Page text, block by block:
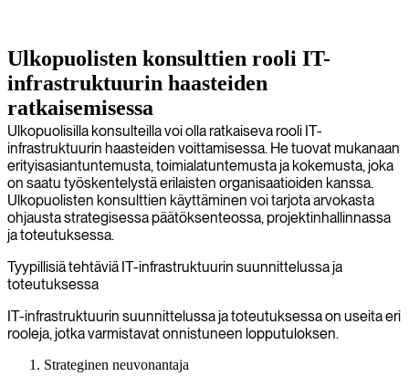
Ulkopuolisten konsulttien rooli IT-
infrastruktuurin haasteiden
ratkaisemisessa
Ulkopuolisilla konsulteilla voi olla ratkaiseva rooli IT-
infrastruktuurin haasteiden voittamisessa. He tuovat mukanaan
erityisasiantuntemusta, toimialatuntemusta ja kokemusta, joka
on saatu työskentelystä erilaisten organisaatioiden kanssa.
Ulkopuolisten konsulttien käyttäminen voi tarjota arvokasta
ohjausta strategisessa päätöksenteossa, projektinhallinnassa
ja toteutuksessa.
Tyypillisiä tehtäviä IT-infrastruktuurin suunnittelussa ja
toteutuksessa
IT-infrastruktuurin suunnittelussa ja toteutuksessa on useita eri
rooleja, jotka varmistavat onnistuneen lopputuloksen.
Strateginen neuvonantaja